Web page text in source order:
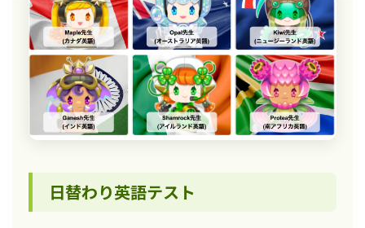
日替わり英語テスト